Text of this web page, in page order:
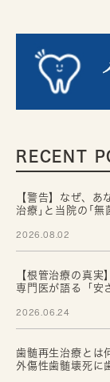
RECENT
【警告】なぜ、
治療｣と当院の｢無
2026.08.02
【根管治療の真
専門医が語る「安
2026.06.24
歯髄再生治療とは
外傷性歯髄壊死に